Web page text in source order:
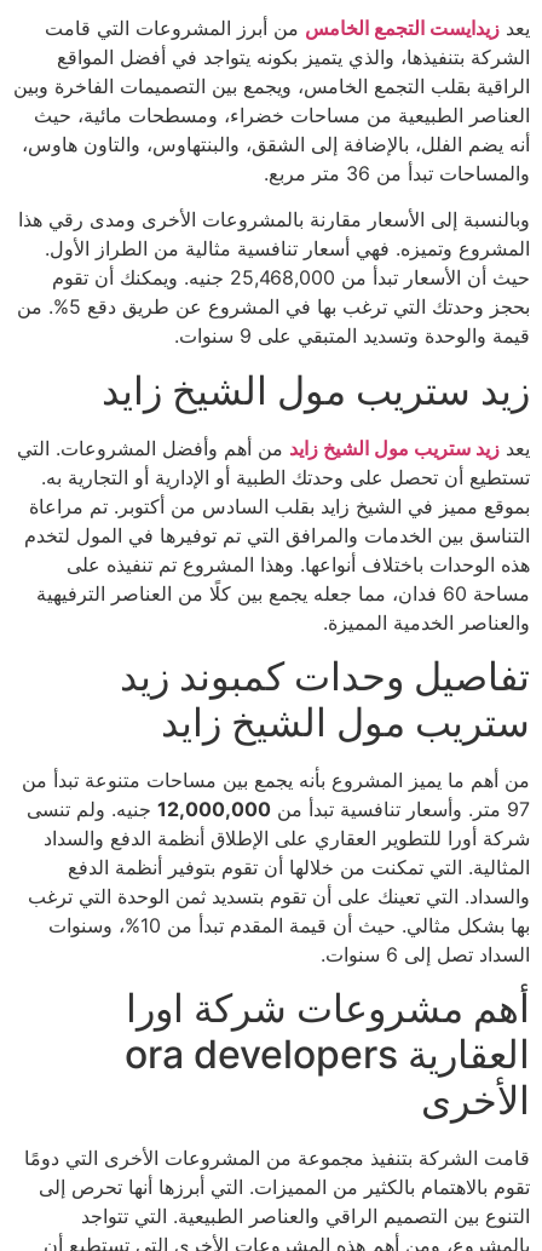
يعد زيدايست التجمع الخامس من أبرز المشروعات التي قامت
الشركة بتنفيذها، والذي يتميز بكونه يتواجد في أفضل المواقع
الراقية بقلب التجمع الخامس، ويجمع بين التصميمات الفاخرة وبين
العناصر الطبيعية من مساحات خضراء، ومسطحات مائية، حيث
أنه يضم الفلل، بالإضافة إلى الشقق، والبنتهاوس، والتاون هاوس،
والمساحات تبدأ من 36 متر مربع.
وبالنسبة إلى الأسعار مقارنة بالمشروعات الأخرى ومدى رقي هذا
المشروع وتميزه. فهي أسعار تنافسية مثالية من الطراز الأول.
حيث أن الأسعار تبدأ من 25,468,000 جنيه. ويمكنك أن تقوم
بحجز وحدتك التي ترغب بها في المشروع عن طريق دقع 5%. من
قيمة والوحدة وتسديد المتبقي على 9 سنوات.
زيد ستريب مول الشيخ زايد
يعد زيد ستريب مول الشيخ زايد من أهم وأفضل المشروعات. التي
تستطيع أن تحصل على وحدتك الطبية أو الإدارية أو التجارية به.
بموقع مميز في الشيخ زايد بقلب السادس من أكتوبر. تم مراعاة
التناسق بين الخدمات والمرافق التي تم توفيرها في المول لتخدم
هذه الوحدات باختلاف أنواعها. وهذا المشروع تم تنفيذه على
مساحة 60 فدان، مما جعله يجمع بين كلًا من العناصر الترفيهية
والعناصر الخدمية المميزة.
تفاصيل وحدات كمبوند زيد
ستريب مول الشيخ زايد
من أهم ما يميز المشروع بأنه يجمع بين مساحات متنوعة تبدأ من
97 متر. وأسعار تنافسية تبدأ من
12,000,000 جنيه. ولم تنسى
شركة أورا للتطوير العقاري على الإطلاق أنظمة الدفع والسداد
المثالية. التي تمكنت من خلالها أن تقوم بتوفير أنظمة الدفع
والسداد. التي تعينك على أن تقوم بتسديد ثمن الوحدة التي ترغب
بها بشكل مثالي. حيث أن قيمة المقدم تبدأ من 10%، وسنوات
السداد تصل إلى 6 سنوات.
أهم مشروعات شركة اورا
العقارية ora developers
الأخرى
قامت الشركة بتنفيذ مجموعة من المشروعات الأخرى التي دومًا
تقوم بالاهتمام بالكثير من المميزات. التي أبرزها أنها تحرص إلى
التنوع بين التصميم الراقي والعناصر الطبيعية. التي تتواجد
بالمشروع، ومن أهم هذه المشروعات الأخرى التي تستطيع أن